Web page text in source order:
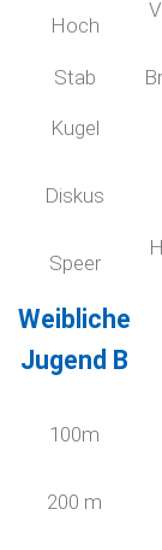
Hoch
Stab
Kugel
Diskus
Speer
Weibliche
Jugend B
100m
200 m